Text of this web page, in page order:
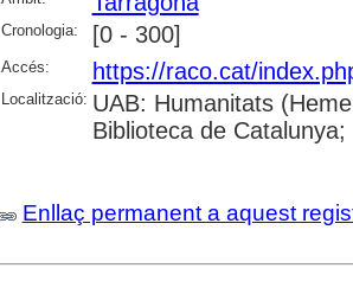
Cronologia: [0 - 300]
Accés: https://raco.cat/
Localització: UAB: Humanitats
Biblioteca de
Enllaç permanent a aquest